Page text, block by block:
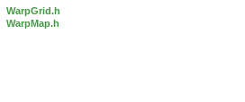
WarpGrid.h
WarpMap.h